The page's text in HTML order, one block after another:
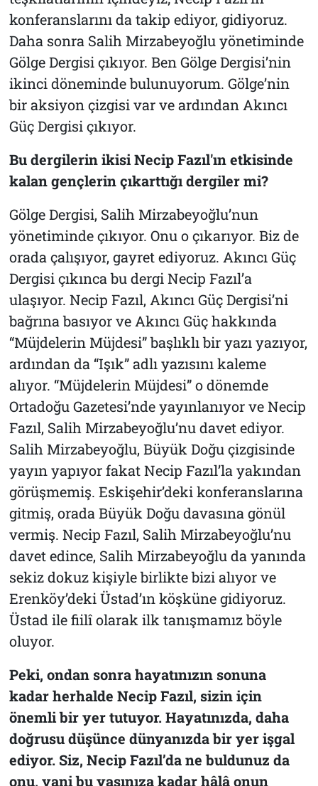
konferanslarını da takip ediyor, gidiyoruz.
Daha sonra Salih Mirzabeyoğlu yönetiminde
Gölge Dergisiçıkıyor. BenGölge Dergisi’nin
ikinci döneminde bulunuyorum. Gölge’nin
bir aksiyon çizgisi var ve ardından Akıncı
GüçDergisi çıkıyor.
Bu dergilerin ikisi Necip Fazıl'ın etkisinde
kalan gençlerin çıkarttığı dergiler mi?
Gölge Dergisi, Salih Mirzabeyoğlu’nun
yönetiminde çıkıyor. Onu o çıkarıyor. Biz de
orada çalışıyor, gayret ediyoruz. Akıncı Güç
Dergisiçıkınca bu dergi Necip Fazıl’a
ulaşıyor. Necip Fazıl, Akıncı Güç Dergisi’ni
bağrına basıyor ve Akıncı Güçhakkında
“Müjdelerin Müjdesi” başlıklı bir yazı yazıyor,
ardından da “Işık” adlı yazısını kaleme
alıyor. “Müjdelerin Müjdesi” o dönemde
Ortadoğu Gazetesi’ndeyayınlanıyor ve Necip
Fazıl, Salih Mirzabeyoğlu’nu davet ediyor.
Salih Mirzabeyoğlu, Büyük Doğu çizgisinde
yayın yapıyor fakat Necip Fazıl’la yakından
görüşmemiş. Eskişehir’deki konferanslarına
gitmiş, orada Büyük Doğu davasına gönül
vermiş. Necip Fazıl, Salih Mirzabeyoğlu’nu
davet edince, Salih Mirzabeyoğlu da yanında
sekiz dokuz kişiyle birlikte bizi alıyor ve
Erenköy’deki Üstad’ın köşküne gidiyoruz.
Üstad ile fiilî olarak ilk tanışmamız böyle
oluyor.
Peki, ondan sonra hayatınızın sonuna
kadar herhalde Necip Fazıl, sizin için
önemli bir yer tutuyor. Hayatınızda, daha
doğrusu düşünce dünyanızda bir yer işgal
ediyor. Siz, Necip Fazıl’da ne buldunuz da
onu, yani bu yaşınıza kadar hâlâ onun